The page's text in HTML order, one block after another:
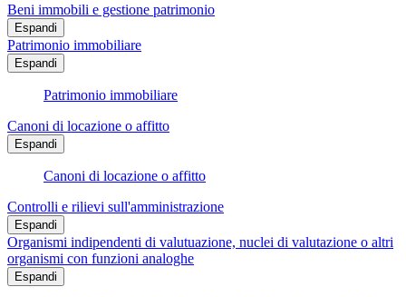
Beni immobili e gestione patrimonio
Espandi
Patrimonio immobiliare
Espandi
Patrimonio immobiliare
Canoni di locazione o affitto
Espandi
Canoni di locazione o affitto
Controlli e rilievi sull'amministrazione
Espandi
Organismi indipendenti di valutuazione, nuclei di valutazione o altri
organismi con funzioni analoghe
Espandi